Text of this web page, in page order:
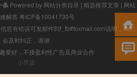
条 Powered by 网站分类目录 | 精选推荐文章 | 网站
解答 粤ICP备10041730号
息有错误可发邮件到f_fb#foxmail.com说明，我们
会及时纠正，谢谢
爱好，不接盈利性广告及商业合作
小男孩